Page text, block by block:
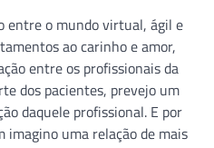
entre o mundo virtual, ágil e
ao carinho e amor,
entre os profissionais da
dos pacientes, prevejo um
daquele profissional. E por
imagino uma relação de mais